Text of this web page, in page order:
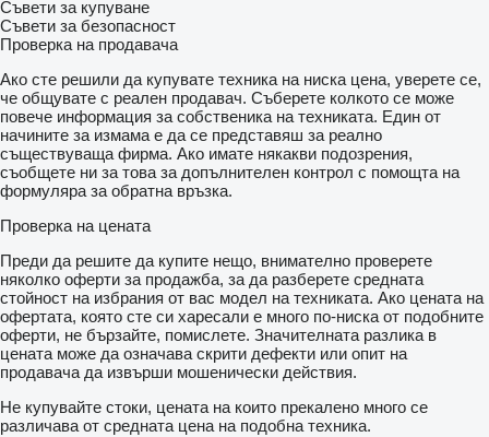
Съвети за купуване
Съвети за безопасност
Проверка на продавача
Ако сте решили да купувате техника на ниска цена, уверете се,
че общувате с реален продавач. Съберете колкото се може
повече информация за собственика на техниката. Един от
начините за измама е да се представяш за реално
съществуваща фирма. Ако имате някакви подозрения,
съобщете ни за това за допълнителен контрол с помощта на
формуляра за обратна връзка.
Проверка на цената
Преди да решите да купите нещо, внимателно проверете
няколко оферти за продажба, за да разберете средната
стойност на избрания от вас модел на техниката. Ако цената на
офертата, която сте си харесали е много по-ниска от подобните
оферти, не бързайте, помислете. Значителната разлика в
цената може да означава скрити дефекти или опит на
продавача да извърши мошенически действия.
Не купувайте стоки, цената на които прекалено много се
различава от средната цена на подобна техника.